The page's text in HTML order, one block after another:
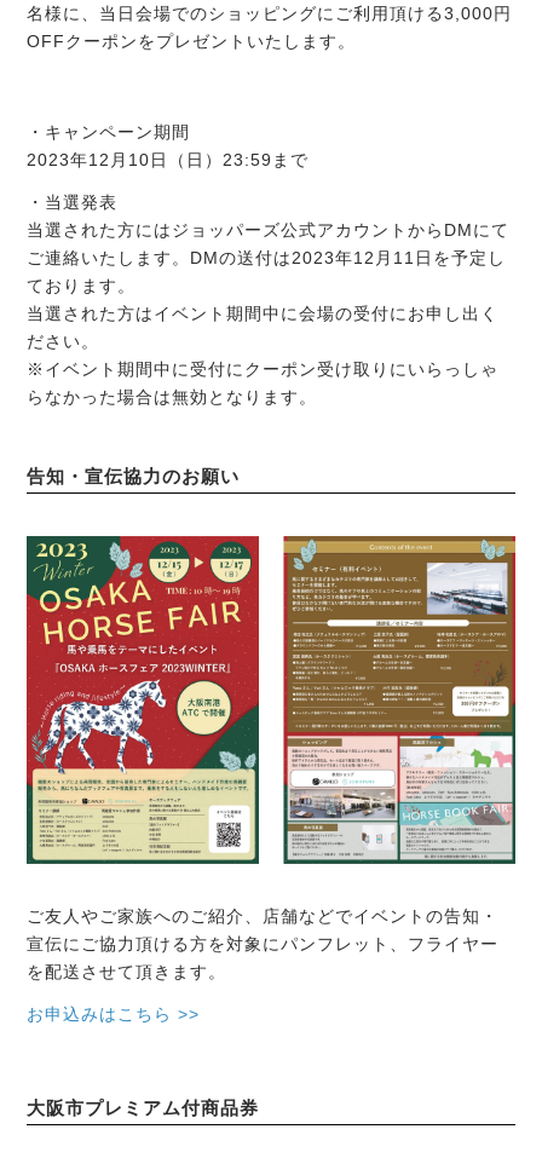
名様に、当日会場でのショッピングにご利用頂ける3,000円
OFFクーポンをプレゼントいたします。
・キャンペーン期間
2023年12月10日（日）23:59まで
・当選発表
当選された方にはジョッパーズ公式アカウントからDMにて
ご連絡いたします。DMの送付は2023年12月11日を予定し
ております。
当選された方はイベント期間中に会場の受付にお申し出く
ださい。
※イベント期間中に受付にクーポン受け取りにいらっしゃ
らなかった場合は無効となります。
告知・宣伝協力のお願い
ご友人やご家族へのご紹介、店舗などでイベントの告知・
宣伝にご協力頂ける方を対象にパンフレット、フライヤー
を配送させて頂きます。
お申込みはこちら >>
大阪市プレミアム付商品券